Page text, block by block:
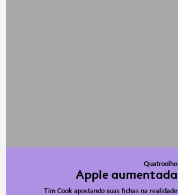
Quatroolho
Apple aumentada
Tim Cook apostando suas fichas na realidade